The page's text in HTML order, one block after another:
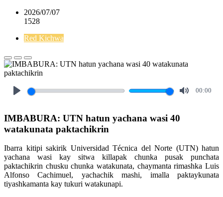
2026/07/07
1528
Red Kichwa
00:00
IMBABURA: UTN hatun yachana wasi 40
watakunata paktachikrin
Ibarra kitipi sakirik Universidad Técnica del Norte (UTN) hatun
yachana wasi kay sitwa killapak chunka pusak punchata
paktachikrin chusku chunka watakunata, chaymanta rimashka Luis
Alfonso Cachimuel, yachachik mashi, imalla paktaykunata
tiyashkamanta kay tukuri watakunapi.